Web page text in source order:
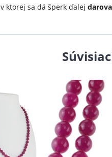
v ktorej sa dá šperk ďalej